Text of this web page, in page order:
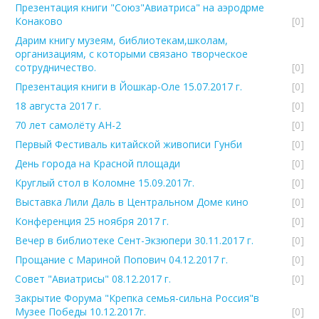
Презентация книги "Союз"Авиатриса" на аэродрме
Конаково
[0]
Дарим книгу музеям, библиотекам,школам,
организациям, с которыми связано творческое
сотрудничество.
[0]
Презентация книги в Йошкар-Оле 15.07.2017 г.
[0]
18 августа 2017 г.
[0]
70 лет самолёту АН-2
[0]
Первый Фестиваль китайской живописи Гунби
[0]
День города на Красной площади
[0]
Круглый стол в Коломне 15.09.2017г.
[0]
Выставка Лили Даль в Центральном Доме кино
[0]
Конференция 25 ноября 2017 г.
[0]
Вечер в библиотеке Сент-Экзюпери 30.11.2017 г.
[0]
Прощание с Мариной Попович 04.12.2017 г.
[0]
Совет "Авиатрисы" 08.12.2017 г.
[0]
Закрытие Форума "Крепка семья-сильна Россия"в
Музее Победы 10.12.2017г.
[0]